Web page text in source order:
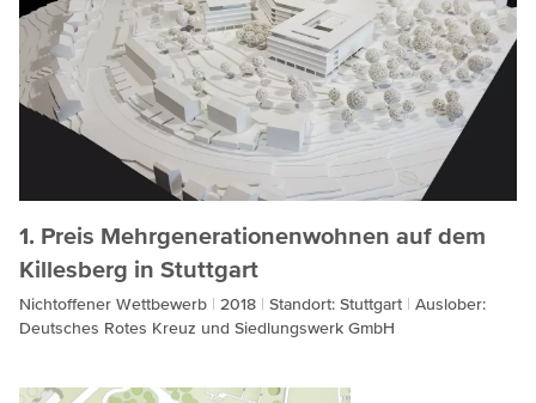
1. Preis Mehrgenerationenwohnen auf dem
Killesberg in Stuttgart
Nichtoffener Wettbewerb 2018 Standort: Stuttgart
Auslober:
Deutsches Rotes Kreuz und Siedlungswerk GmbH